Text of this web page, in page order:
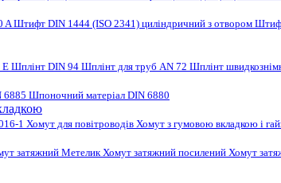
AШтифт DIN 1444 (ISO 2341) циліндричний з отвором
E Шплінт DIN 94 Шплінт для труб AN 72 Шплінт
6885 Шпоночний матеріал DIN 6880
1 Хомут для повітроводів Хомут з гумовою вкладкою і
затяжний МетеликХомут затяжний посилений Хомут